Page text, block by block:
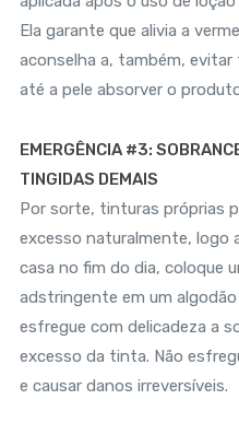
Ela garante que alivia a
aconselha a, também,
até a pele absorver o
EMERGÊNCIA #3:
TINGIDAS DEMAIS
Por sorte, tinturas próprias
excesso naturalmente, logo
casa no fim do dia, coloque
adstringente em um
esfregue com delicadeza a
excesso da tinta. Não
e causar danos irreversíveis.